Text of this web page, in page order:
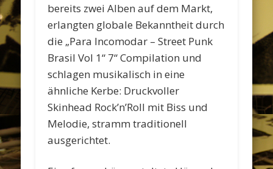
bereits zwei Alben auf dem Markt,
erlangten globale Bekanntheit durch
die „Para Incomodar – Street Punk
Brasil Vol 1“ 7“ Compilation und
schlagen musikalisch in eine
ähnliche Kerbe: Druckvoller
Skinhead Rock’n’Roll mit Biss und
Melodie, stramm traditionell
ausgerichtet.